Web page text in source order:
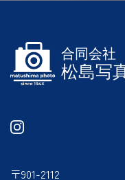
〒901-2112